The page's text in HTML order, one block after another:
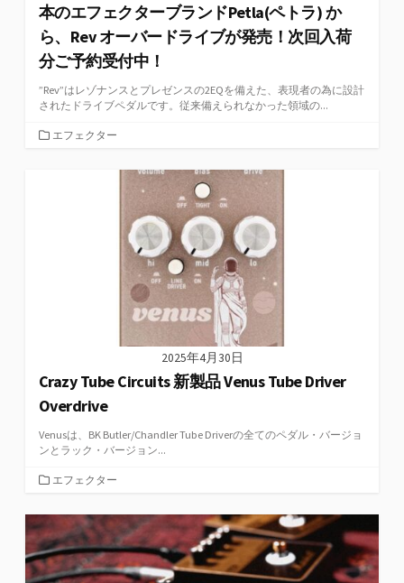
本のエフェクターブランドPetla(ペトラ) か
ら、Rev オーバードライブが発売！次回入荷
分ご予約受付中！
”Rev”はレゾナンスとプレゼンスの2EQを備えた、表現者の為に設計
されたドライブペダルです。従来備えられなかった領域の...
カエフェクター
2025年4月30日
Crazy Tube Circuits 新製品 Venus Tube Driver
Overdrive
Venusは、BK Butler/Chandler Tube Driverの全てのペダル・バージョ
ンとラック・バージョン...
カ
ゴ
リ
ー
エフェクター